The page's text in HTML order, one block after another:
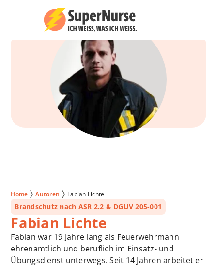
Home Autoren Fabian Lichte
Brandschutz nach ASR 2.2 & DGUV 205-001
Fabian Lichte
Fabian war 19 Jahre lang als Feuerwehrmann
ehrenamtlich und beruflich im Einsatz- und
Übungsdienst unterwegs. Seit 14 Jahren arbeitet er